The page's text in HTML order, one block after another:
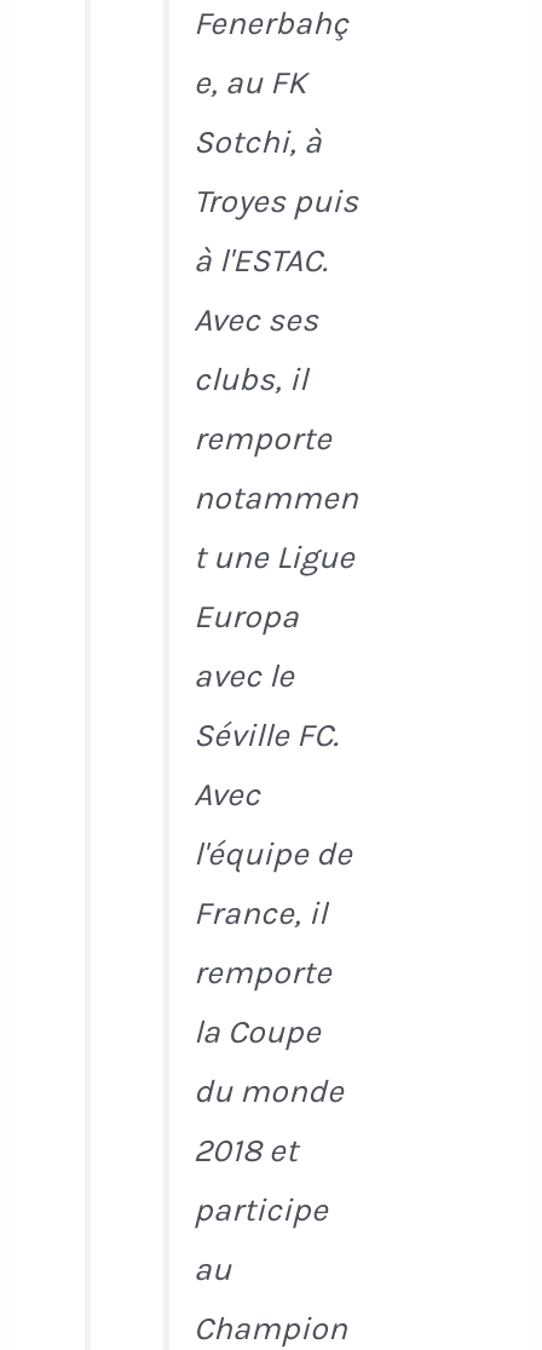
Fenerbahç
e, au FK
Sotchi, à
Troyes puis
à l'ESTAC.
Avec ses
clubs, il
remporte
notammen
t une Ligue
Europa
avec le
Séville FC.
Avec
l'équipe de
France, il
remporte
la Coupe
du monde
2018 et
participe
au
Champion